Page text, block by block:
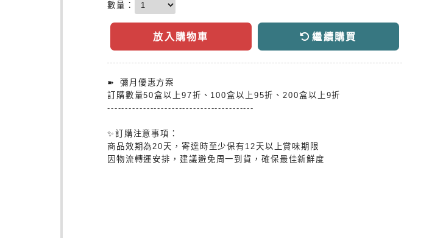
數量：
放入購物車 繼續購買
➽ 彌月優惠方案
訂購數量50盒以上97折、100盒以上95折、200盒以上9折
-----------------------------------------
✨訂購注意事項：
商品效期為20天，寄達時至少保有12天以上賞味期限
因物流轉運安排，建議避免周一到貨，確保最佳新鮮度